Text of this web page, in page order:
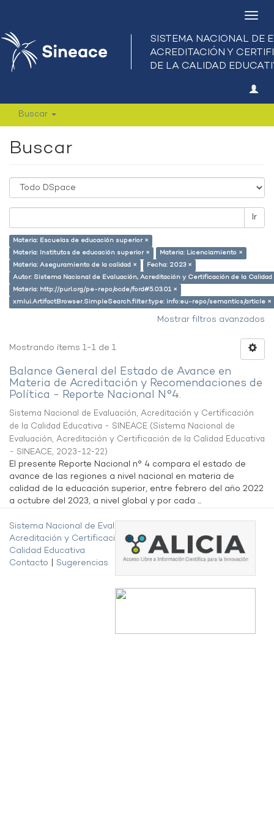
Buscar
Buscar
Ir
Materia: Escuelas de educación superior ×
Materia: Institutos de educación superior ×
Materia: Licenciamiento ×
Materia: Aseguramiento de la calidad ×
Fecha: 2023 ×
Autor: Sistema Nacional de Evaluación, Acreditación y Certificación de la
Materia: http://purl.org/pe-repo/ocde/ford#5.03.01 ×
xmlui.ArtifactBrowser.SimpleSearch.filter.type: info:eu-repo/semantics/article ×
Mostrar filtros avanzados
Mostrando ítems 1-1 de 1
Balance General del Estado de Avance en
Materia de Acreditación y Recomendaciones de
Política - Reporte Nacional N°4.
Sistema Nacional de Evaluación, Acreditación y Certificación
de la Calidad Educativa - SINEACE (Sistema Nacional de
Evaluación, Acreditación y Certificación de la Calidad Educativa
- SINEACE, 2023-12-22)
El presente Reporte Nacional n° 4 compara el estado de
avance de las regiones a nivel nacional en materia de
calidad de la educación superior, entre febrero del año 2022
a octubre del 2023, a nivel global y por cada ...
Sistema Nacional de Evaluación,
Acreditación y Certificación de la
Calidad Educativa
Contacto
Sugerencias